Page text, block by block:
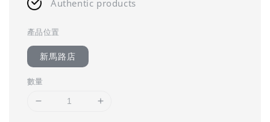
Authentic products
產品位置
新馬路店
數量